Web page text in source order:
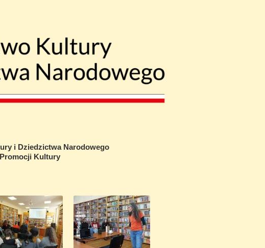
i Dziedzictwa Narodowego
Kultury